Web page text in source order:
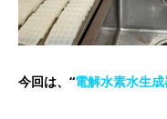
今回は、“電解水素水生